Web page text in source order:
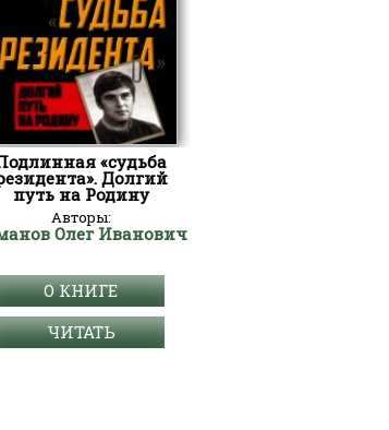
«судьба
Долгий
путь на Родину
Авторы:
Олег Иванович
О КНИГЕ
ЧИТАТЬ